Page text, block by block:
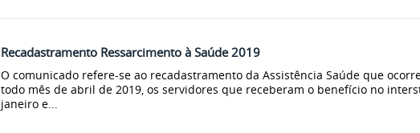
Recadastramento Ressarcimento à Saúde 2019
O comunicado refere-se ao recadastramento da Assistência Saúde que
todo mês de abril de 2019, os servidores que receberam o benefício no
janeiro e...